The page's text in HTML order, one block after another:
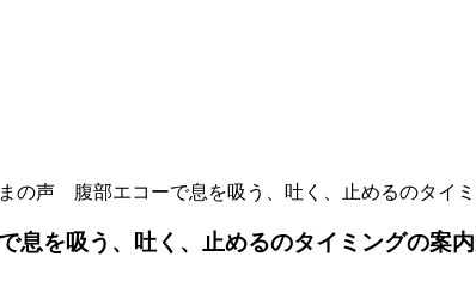
の声 腹部エコーで息を吸う、吐く、止めるのタイミ
を吸う、吐く、止めるのタイミングの案内